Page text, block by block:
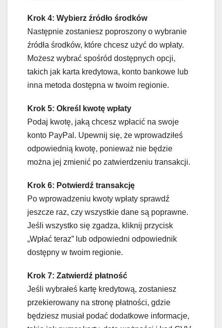
Krok 4: Wybierz źródło środków
Następnie zostaniesz poproszony o wybranie
źródła środków, które chcesz użyć do wpłaty.
Możesz wybrać spośród dostępnych opcji,
takich jak karta kredytowa, konto bankowe lub
inna metoda dostępna w twoim regionie.
Krok 5: Określ kwotę wpłaty
Podaj kwotę, jaką chcesz wpłacić na swoje
konto PayPal. Upewnij się, że wprowadziłeś
odpowiednią kwotę, ponieważ nie będzie
można jej zmienić po zatwierdzeniu transakcji.
Krok 6: Potwierdź transakcję
Po wprowadzeniu kwoty wpłaty sprawdź
jeszcze raz, czy wszystkie dane są poprawne.
Jeśli wszystko się zgadza, kliknij przycisk
„Wpłać teraz” lub odpowiedni odpowiednik
dostępny w twoim regionie.
Krok 7: Zatwierdź płatność
Jeśli wybrałeś kartę kredytową, zostaniesz
przekierowany na stronę płatności, gdzie
będziesz musiał podać dodatkowe informacje,